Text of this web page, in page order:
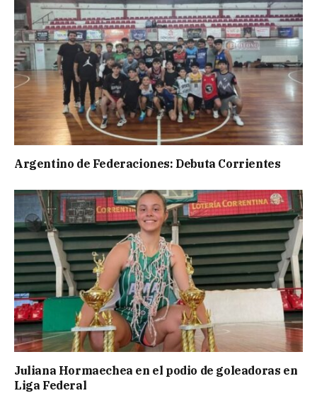
Argentino de Federaciones: Debuta Corrientes
Juliana Hormaechea en el podio de goleadoras en
Liga Federal